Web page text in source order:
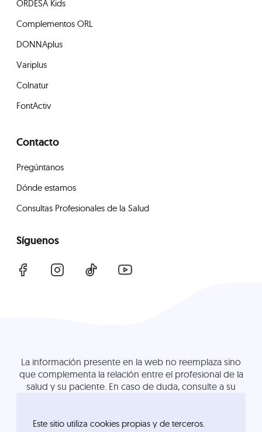
ORDESA Kids
Complementos ORL
DONNAplus
Variplus
Colnatur
FontActiv
Contacto
Pregúntanos
Dónde estamos
Consultas Profesionales de la Salud
Síguenos
La información presente en la web no reemplaza sino
que complementa la relación entre el profesional de la
salud y su paciente. En caso de duda, consulte a su
Este sitio utiliza cookies propias y de terceros.